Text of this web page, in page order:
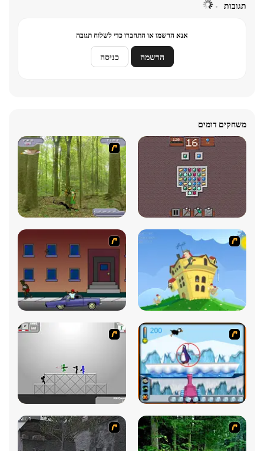
תגובות
אנא הרשמו או התחברו כדי לשלוח תגובה
הרשמה כניסה
משחקים דומים